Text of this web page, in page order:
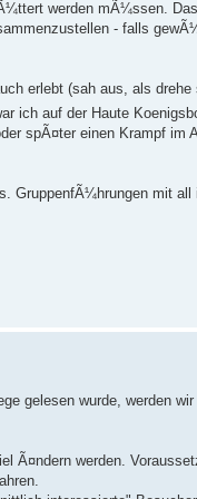
werden mÃ¼ssen.
- falls
erlebt (sah aus, als
ich auf der Haute
spÃ¤ter einen Krampf im
mit all
gelesen wurde, werden
Ã¤ndern werden.